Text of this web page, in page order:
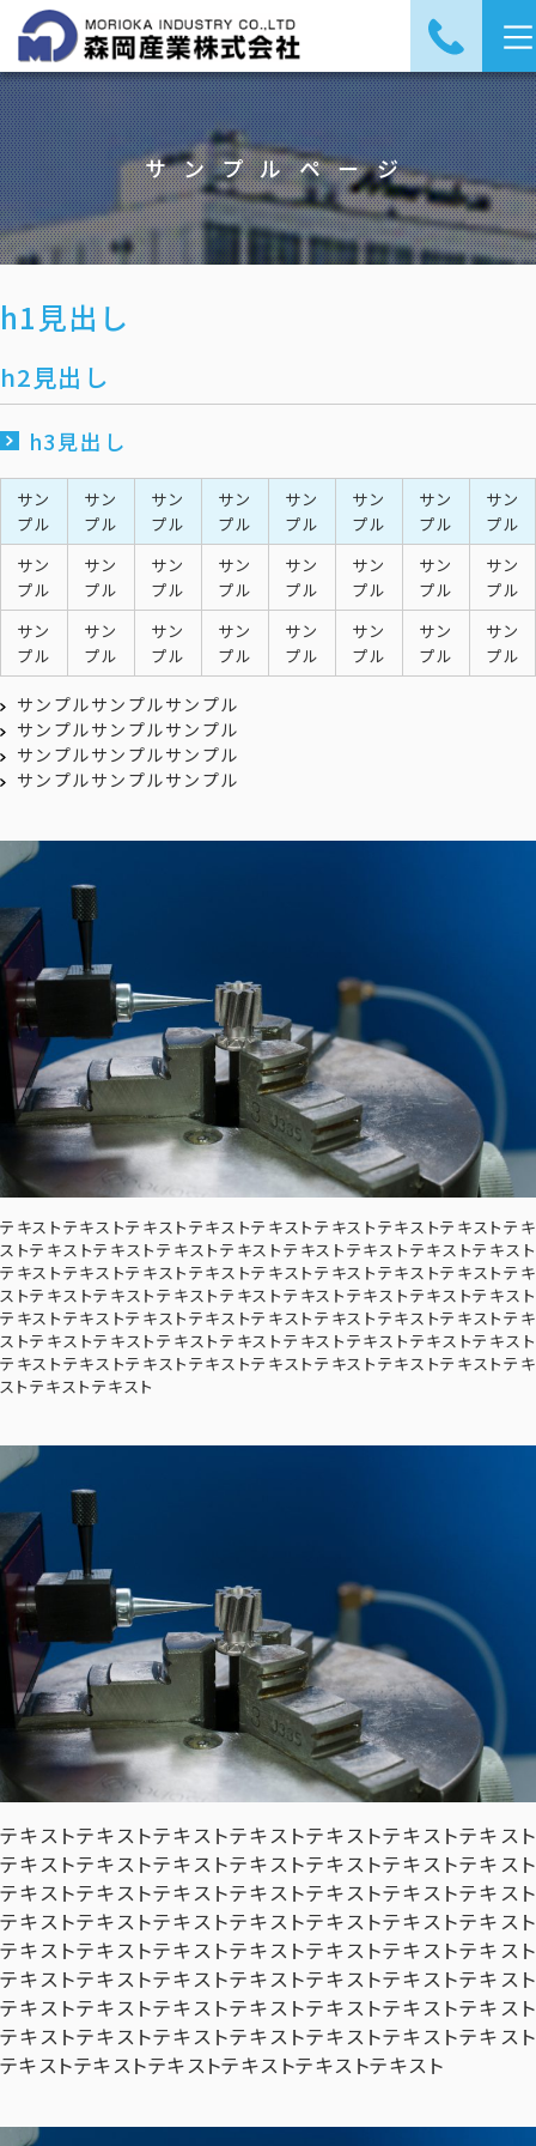
サンプルページ
h1見出し
h2見出し
h3見出し
サン
プル
サン
プル
サン
プル
サン
プル
サン
プル
サン
プル
サン
プル
サン
プル
サン
プル
サン
プル
サン
プル
サン
プル
サン
プル
サン
プル
サン
プル
サン
プル
サン
プル
サン
プル
サン
プル
サン
プル
サン
プル
サン
プル
サン
プル
サン
プル
サンプルサンプルサンプル
サンプルサンプルサンプル
サンプルサンプルサンプル
サンプルサンプルサンプル
テキストテキストテキストテキストテキストテキストテキストテキストテキ
ストテキストテキストテキストテキストテキストテキストテキストテキスト
テキストテキストテキストテキストテキストテキストテキストテキストテキ
ストテキストテキストテキストテキストテキストテキストテキストテキスト
テキストテキストテキストテキストテキストテキストテキストテキストテキ
ストテキストテキストテキストテキストテキストテキストテキストテキスト
テキストテキストテキストテキストテキストテキストテキストテキストテキ
ストテキストテキスト
テキストテキストテキストテキストテキストテキストテキスト
テキストテキストテキストテキストテキストテキストテキスト
テキストテキストテキストテキストテキストテキストテキスト
テキストテキストテキストテキストテキストテキストテキスト
テキストテキストテキストテキストテキストテキストテキスト
テキストテキストテキストテキストテキストテキストテキスト
テキストテキストテキストテキストテキストテキストテキスト
テキストテキストテキストテキストテキストテキストテキスト
テキストテキストテキストテキストテキストテキスト